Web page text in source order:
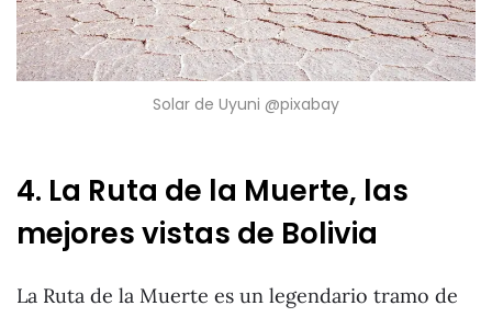
Solar de Uyuni @pixabay
4. La Ruta de la Muerte, las
mejores vistas de Bolivia
La Ruta de la Muerte es un legendario tramo de